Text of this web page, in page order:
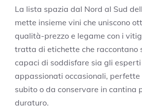
La lista spazia dal Nord al Sud
mette insieme vini che uniscono
qualità-prezzo e legame con i
tratta di etichette che raccontano
capaci di soddisfare sia gli
appassionati occasionali,
subito o da conservare in cantina
duraturo.